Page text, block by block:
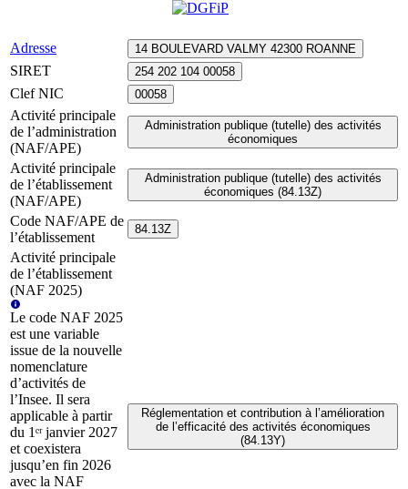
Adresse 14 BOULEVARD VALMY 42300 ROANNE
SIRET 254 202 104 00058
Clef NIC 00058
Activité principale
de l’administration
(NAF/APE)
Administration publique (tutelle) des activités
économiques
Activité principale
de l’établissement
(NAF/APE)
Administration publique (tutelle) des activités
économiques (84.13Z)
Code NAF/APE de
l’établissement
84.13Z
Activité principale
de l’établissement
(NAF 2025)
Le code NAF 2025
est une variable
issue de la nouvelle
nomenclature
d’activités de
l’Insee. Il sera
applicable à partir
du 1ᵉʳ janvier 2027
et coexistera
jusqu’en fin 2026
avec la NAF
Réglementation et contribution à l’amélioration
de l’efficacité des activités économiques
(84.13Y)